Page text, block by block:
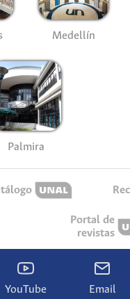
Medellín
Palmira
Portal de
revistas
YouTube Email